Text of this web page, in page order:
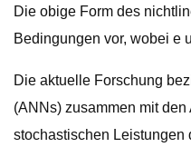
Die obige Form des
Bedingungen vor, wobei e
Die aktuelle Forschung
(ANNs) zusammen mit
stochastischen Leistungen